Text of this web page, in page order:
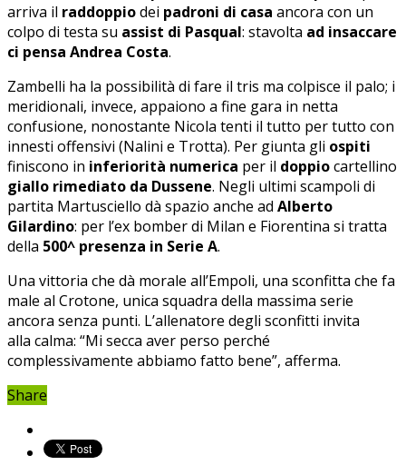
arriva il raddoppiodei padroni di casa ancora con un
colpo di testa su assist di Pasqual: stavolta ad insaccare
ci pensa Andrea Costa.
Zambelli ha la possibilità di fare il tris ma colpisce il palo; i
meridionali, invece, appaiono a fine gara in netta
confusione, nonostante Nicola tenti il tutto per tutto con
innesti offensivi (Nalini e Trotta). Per giunta gli ospiti
finiscono in inferiorità numerica per il doppiocartellino
giallo rimediato da Dussene. Negli ultimi scampoli di
partita Martusciello dà spazio anche ad Alberto
Gilardino: per l’ex bomber di Milan e Fiorentina si tratta
della 500^ presenza in Serie A.
Una vittoria che dà morale all’Empoli, una sconfitta che fa
male al Crotone, unica squadra della massima serie
ancora senza punti. L’allenatore degli sconfitti invita
alla calma: “Mi secca aver perso perché
complessivamente abbiamo fatto bene”, afferma.
Share